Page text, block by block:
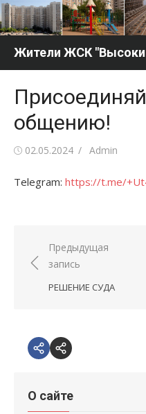
Перейти
к
содержимому
Жители ЖСК
общению!
Опубликовано
02.05.2024 Автор
Admin
Telegram: https://t.me/
Навигация
по
записям
Предыдущая
запись
РЕШЕНИЕ СУДА
VK.comEmail
О сайте